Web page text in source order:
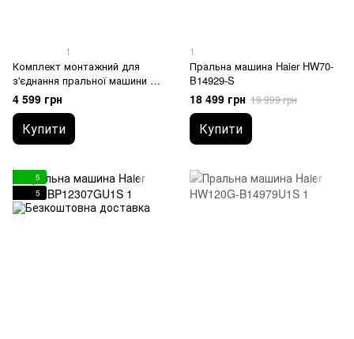
1
Комплект монтажний для
з'єднання пральної машини з
сушильною машиною Haier
HASTKU10FB
4 599 грн
Купити
1
Пральна машина Haier HW70-
B14929-S
18 499 грн 19 999 грн
Купити
5
5